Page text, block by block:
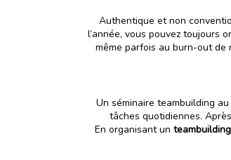
Authentique et non
l’année, vous pouvez toujours
même parfois au burn-out de
Un séminaire teambuilding
tâches quotidiennes.
En organisant un